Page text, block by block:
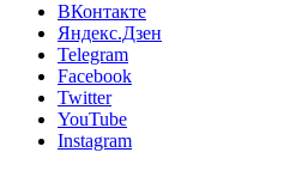
ВКонтакте
Яндекс.Дзен
Telegram
Facebook
Twitter
YouTube
Instagram